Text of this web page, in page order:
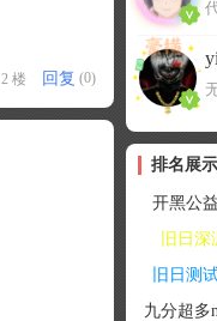
2 楼 回复 (0)
排名展
开黑公
旧日深
旧日测